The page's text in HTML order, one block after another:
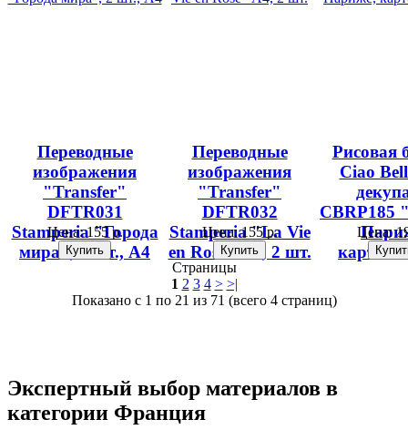
Переводные
изображения
"Transfer"
DFTR031
Stamperia "Города
мира", 2 шт., А4
Цена:155 р.
Переводные
изображения
"Transfer"
DFTR032
Stamperia "La Vie
en Rose" А4, 2 шт.
Цена:155 р.
Рисовая
Ciao
CBRP185
Цена:
Страницы
1 2 3 4 > >|
Показано с 1 по 21 из 71 (всего 4 страниц)
Экспертный выбор материалов в
категории Франция